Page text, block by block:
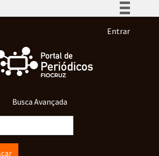
principal
Participe
Acesso à informação
Menu de
Entrar
Busca Avançada